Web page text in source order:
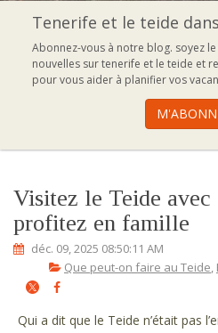
Tenerife et le teide
Abonnez-vous à notre blog. soyez
nouvelles sur tenerife et le teide et
pour vous aider à planifier vos
Visitez le Teide avec
profitez en famille
déc. 09, 2025 08:50:11 AM
Que peut-on faire au Teide,
Qui a dit que le Teide n’était pas